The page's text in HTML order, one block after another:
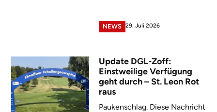
NEWS 29. Juli 2026
Update DGL-Zoff:
Einstweilige Verfügung
geht durch – St. Leon Rot
raus
Paukenschlag. Diese Nachricht